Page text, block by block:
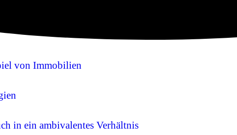
von Immobilien
in ein ambivalentes Verhältnis